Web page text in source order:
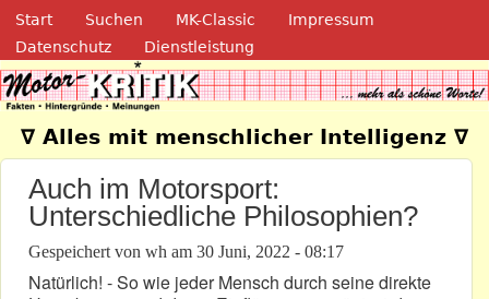
Direkt zum Inhalt
Navigation
Start Suchen MK-Classic
Impressum
Datenschutz
Dienstleistung
Motor-Kritik.de
∇ Alles mit menschlicher Intelligenz ∇
Auch im Motorsport:
Unterschiedliche Philosophien?
Gespeichert von wh am 30 Juni, 2022 - 08:17
Natürlich! - So wie jeder Mensch durch seine direkte